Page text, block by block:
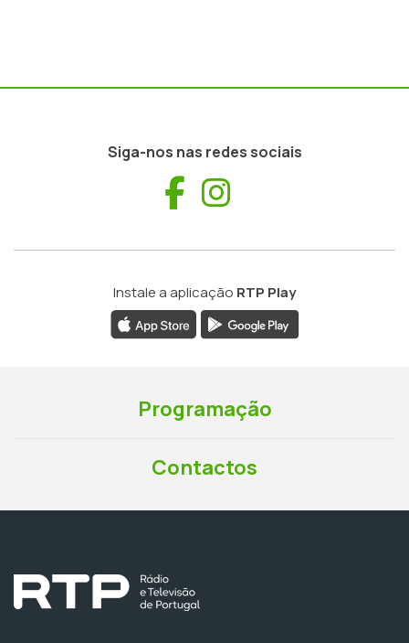
Siga-nos nas redes sociais
Facebook
Instale a aplicação RTP Play
Programação
Contactos